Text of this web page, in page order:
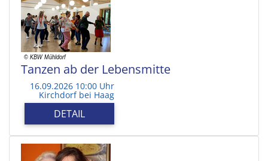
Tanzen ab der Lebensmitte
16.09.2026 10:00 Uhr
Kirchdorf bei Haag
DETAIL